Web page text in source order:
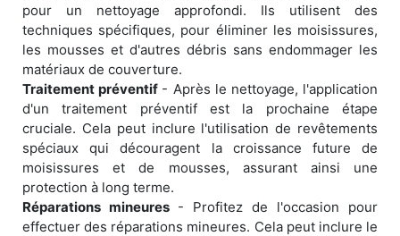
pour un nettoyage approfondi. Ils utilisent des
techniques spécifiques, pour éliminer les moisissures,
les mousses et d'autres débris sans endommager les
matériaux de couverture.
Traitement préventif - Après le nettoyage, l'application
d'un traitement préventif est la prochaine étape
cruciale. Cela peut inclure l'utilisation de revêtements
spéciaux qui découragent la croissance future de
moisissures et de mousses, assurant ainsi une
protection à long terme.
Réparations mineures - Profitez de l'occasion pour
effectuer des réparations mineures. Cela peut inclure le